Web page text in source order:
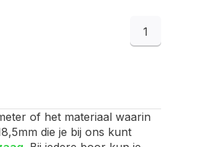
1
of het materiaal waarin
die je bij ons kunt